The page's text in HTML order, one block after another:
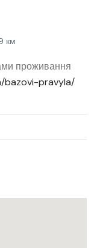
км
проживання
bazovi-pravyla/